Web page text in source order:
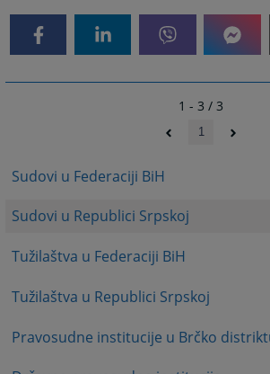
Sudovi u Federaciji BiH
Sudovi u Republici Srpskoj
Tužilaštva u Federaciji BiH
Tužilaštva u Republici Srpskoj
Pravosudne institucije u Brčko
1 - 3 / 3
1